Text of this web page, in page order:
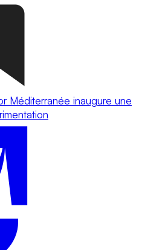
Méditerranée inaugure une